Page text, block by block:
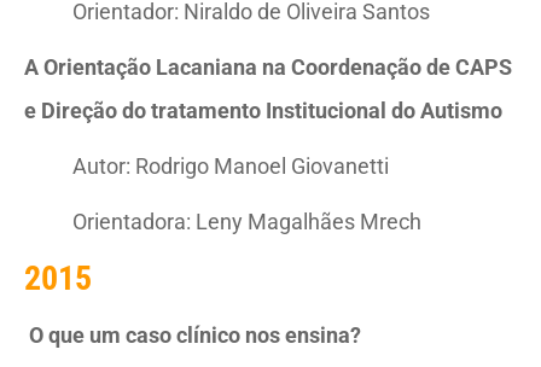
Orientador: Niraldo de Oliveira Santos
A Orientação Lacaniana na Coordenação de CAPS
e Direção do tratamento Institucional do Autismo
Autor: Rodrigo Manoel Giovanetti
Orientadora: Leny Magalhães Mrech
2015
O que um caso clínico nos ensina?